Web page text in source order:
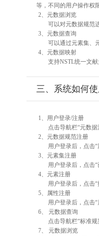
等，不同的用户操作权
2、元数据浏览
可以对元数据规范
3、元数据查询
可以通过元素集、
4、元数据映射
支持NSTL统一文
三、系统如何使
1、用户登录/注册
点击导航栏“元数
2、元数据规范注册
用户登录后，点击
3、元素集注册
用户登录后，点击
4、元素注册
用户登录后，点击
5、属性注册
用户登录后，点击“
6、 元数据查询
点击导航栏“标准
7、 元数据浏览